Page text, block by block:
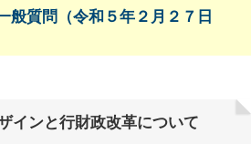
般質問（令和５年２月２７日
インと行財政改革について